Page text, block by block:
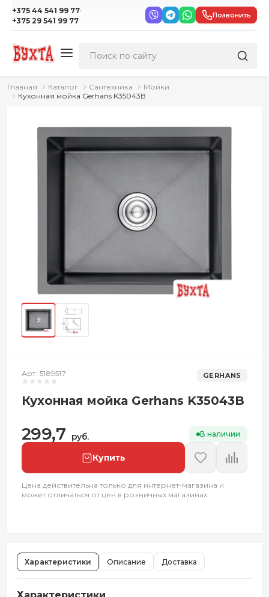
+375 44 541 99 77·
+375 29 541 99 77
Позвонить
Главная Каталог Сантехника
Мойки
Кухонная мойка Gerhans K35043B
Арт. 5189517 GERHANS
Кухонная мойка Gerhans K35043B
299,7 руб. В наличии
Купить
Цена действительна только для интернет-магазина и
может отличаться от цен в розничных магазинах
Характеристики Описание Доставка